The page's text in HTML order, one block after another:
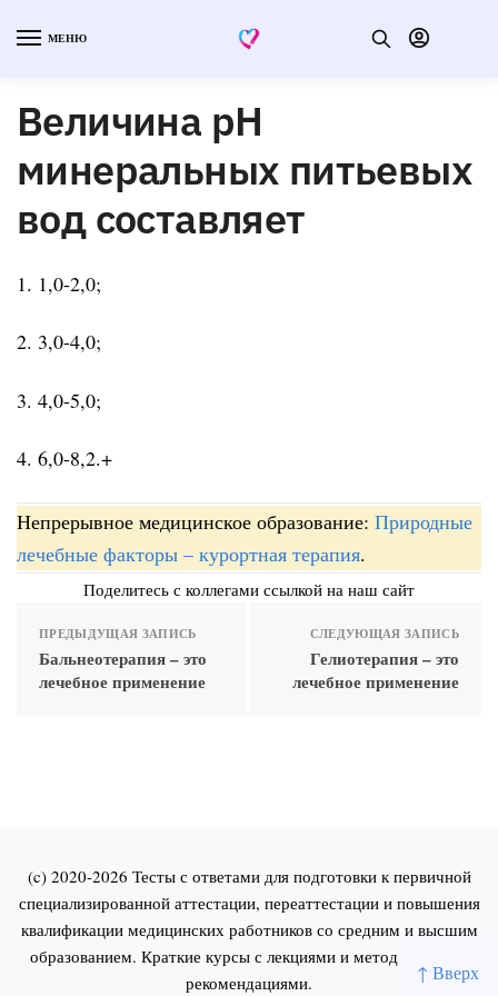
↑ Вверх
МЕНЮ
Величина рН
минеральных питьевых
вод составляет
1. 1,0-2,0;
2. 3,0-4,0;
3. 4,0-5,0;
4. 6,0-8,2.+
Непрерывное медицинское образование: Природные
лечебные факторы – курортная терапия.
Поделитесь с коллегами ссылкой на наш сайт
ПРЕДЫДУЩАЯ ЗАПИСЬ
Бальнеотерапия – это
лечебное применение
СЛЕДУЮЩАЯ ЗАПИСЬ
Гелиотерапия – это
лечебное применение
(c) 2020-2026 Тесты с ответами для подготовки к первичной
специализированной аттестации, переаттестации и повышения
квалификации медицинских работников со средним и высшим
образованием. Краткие курсы с лекциями и методическими
рекомендациями.